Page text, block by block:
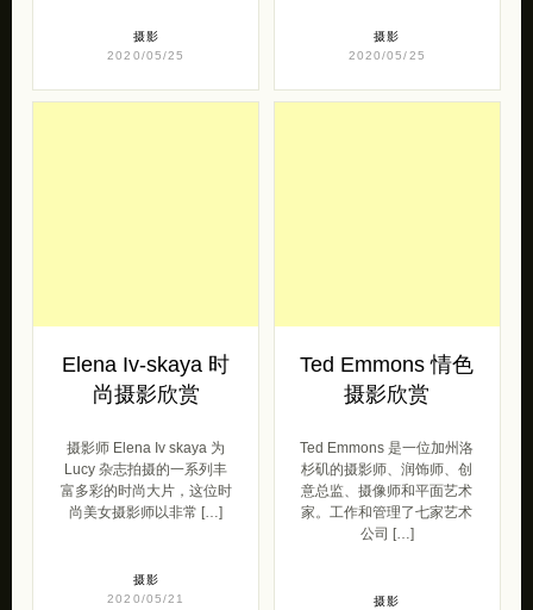
摄影
2020/05/25
摄影
2020/05/25
Elena Iv-skaya 时
尚摄影欣赏
摄影师 Elena Iv skaya 为
Lucy 杂志拍摄的一系列丰
富多彩的时尚大片，这位时
尚美女摄影师以非常 […]
摄影
2020/05/21
Ted Emmons 情色
摄影欣赏
Ted Emmons 是一位加州洛
杉矶的摄影师、润饰师、创
意总监、摄像师和平面艺术
家。工作和管理了七家艺术
公司 […]
摄影